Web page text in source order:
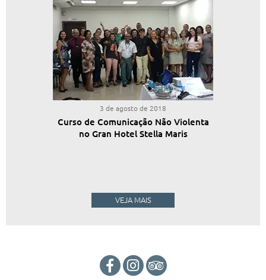
3 de agosto de 2018
Curso de Comunicação Não Violenta
no Gran Hotel Stella Maris
VEJA MAIS